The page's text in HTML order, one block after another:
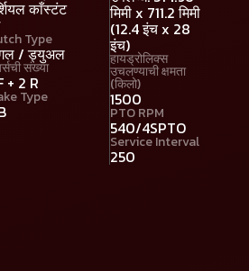
काँस्टंट
Type
/ ड्युअल
संख्या
+ 2 R
Type
मिमी x 711.2 मिमी
(12.4 इंच x 28
इंच)
हायड्रोलिक्स
उचलण्याची क्षमता
(किलो)
1500
PTO RPM
540/4SPTO
Service Interval
250